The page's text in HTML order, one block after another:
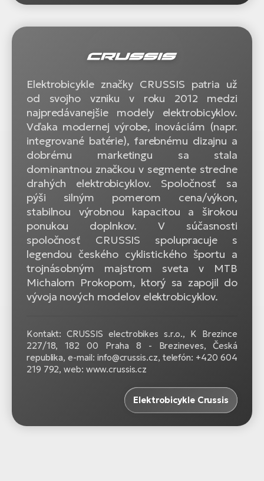
Elektrobicykle značky CRUSSIS patria už
od svojho vzniku v roku 2012 medzi
najpredávanejšie modely elektrobicyklov.
Vďaka modernej výrobe, inováciám (napr.
integrované batérie), farebnému dizajnu a
dobrému marketingu sa stala
dominantnou značkou v segmente stredne
drahých elektrobicyklov. Spoločnosť sa
pýši silným pomerom cena/výkon,
stabilnou výrobnou kapacitou a širokou
ponukou doplnkov. V súčasnosti
spoločnosť CRUSSIS spolupracuje s
legendou českého cyklistického športu a
trojnásobným majstrom sveta v MTB
Michalom Prokopom, ktorý sa zapojil do
vývoja nových modelov elektrobicyklov.
Kontakt: CRUSSIS electrobikes s.r.o., K Brezince
227/18, 182 00 Praha 8 - Brezineves, Česká
republika, e-mail: info@crussis.cz, telefón: +420 604
219 792, web: www.crussis.cz
Elektrobicykle Crussis